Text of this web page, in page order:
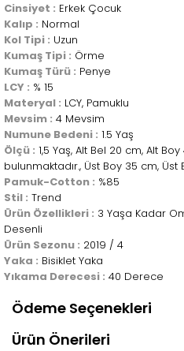
Cinsiyet : Erkek Çocuk
Kalıp : Normal
Kol Tipi : Uzun
Kumaş Tipi : Örme
Kumaş Türü : Penye
LCY : % 15
Materyal : LCY, Pamuklu
Mevsim : 4 Mevsim
Numune Bedeni : 1.5 Yaş
Ölçü : 1,5 Yaş, Alt Bel 20 cm, Alt
bulunmaktadır., Üst Boy 35 cm, Üst
Pamuk-Cotton : %85
Stil : Trend
Ürün Özellikleri : 3 Yaşa Kadar
Desenli
Ürün Sezonu : 2019 / 4
Yaka : Bisiklet Yaka
Yıkama Derecesi : 40 Derece
Ödeme Seçenekleri
Ürün Önerileri